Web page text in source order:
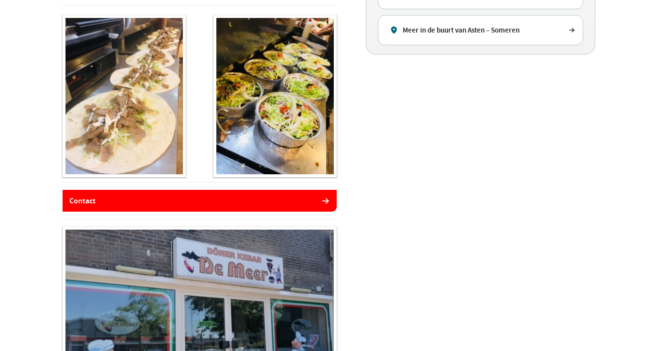
Contact
Meer in de buurt van Asten – Someren